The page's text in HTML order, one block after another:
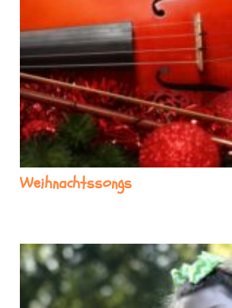
Weihnachtssongs